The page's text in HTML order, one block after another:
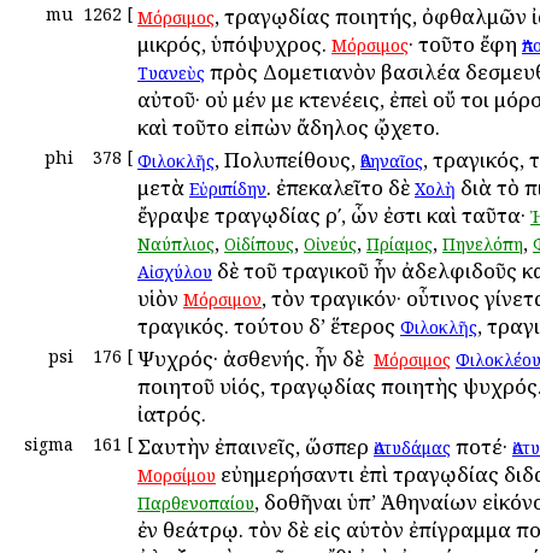
mu 1262 [ Μόρσιμος, τραγῳδίας ποιητής, ὀφθαλμῶν
μικρός, ὑπόψυχρος. Μόρσιμος· τοῦτο ἔφη
Τυανεὺς πρὸς Δομετιανὸν βασιλέα
αὐτοῦ· οὐ μέν με κτενέεις, ἐπεὶ οὔ τοι
καὶ τοῦτο εἰπὼν ἄδηλος ᾤχετο.
phi 378 [ Φιλοκλῆς, Πολυπείθους, Ἀθηναῖος, τραγικός,
μετὰ Εὐριπίδην. ἐπεκαλεῖτο δὲ Χολὴ διὰ τὸ
ἔγραψε τραγῳδίας ρʹ, ὧν ἐστι καὶ ταῦτα·
Ναύπλιος, Οἰδίπους, Οἰνεύς, Πρίαμος, Πηνελόπη,
Αἰσχύλου δὲ τοῦ τραγικοῦ ἦν ἀδελφιδοῦς
υἱὸν Μόρσιμον, τὸν τραγικόν· οὗτινος
τραγικός. τούτου δ’ ἕτερος Φιλοκλῆς,
psi 176 [ Ψυχρός· ἀσθενής. ἦν δὲ ὁ Μόρσιμος
ποιητοῦ υἱός, τραγῳδίας ποιητὴς
ἰατρός.
sigma 161 [ Σαυτὴν ἐπαινεῖς, ὥσπερ Ἀστυδάμας ποτέ·
Μορσίμου εὐημερήσαντι ἐπὶ τραγῳδίας
Παρθενοπαίου, δοθῆναι ὑπ’ Ἀθηναίων
ἐν θεάτρῳ. τὸν δὲ εἰς αὑτὸν ἐπίγραμμα